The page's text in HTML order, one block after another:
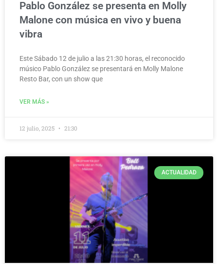
Pablo González se presenta en Molly
Malone con música en vivo y buena
vibra
Este Sábado 12 de julio a las 21:30 horas, el reconocido
músico Pablo González se presentará en Molly Malone
Resto Bar, con un show que
VER MÁS »
12 julio, 2025 21:30
ACTUALIDAD